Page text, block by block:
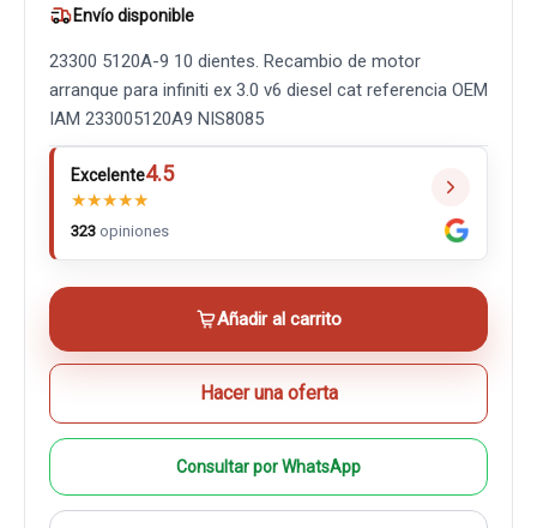
Envío disponible
23300 5120A-9 10 dientes. Recambio de motor
arranque para infiniti ex 3.0 v6 diesel cat referencia OEM
IAM 233005120A9 NIS8085
Excelente4.5
★★★★★
323 opiniones
Añadir al carrito
Hacer una oferta
Consultar por WhatsApp